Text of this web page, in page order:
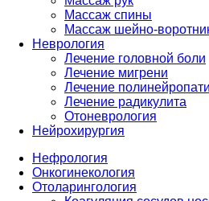
Массаж спины
Массаж шейно-
Неврология
Лечение головной боли
Лечение мигрени
Лечение
Лечение радикулита
Отоневрология
Нейрохирургия
Нефрология
Онкогинекология
Отоларингология